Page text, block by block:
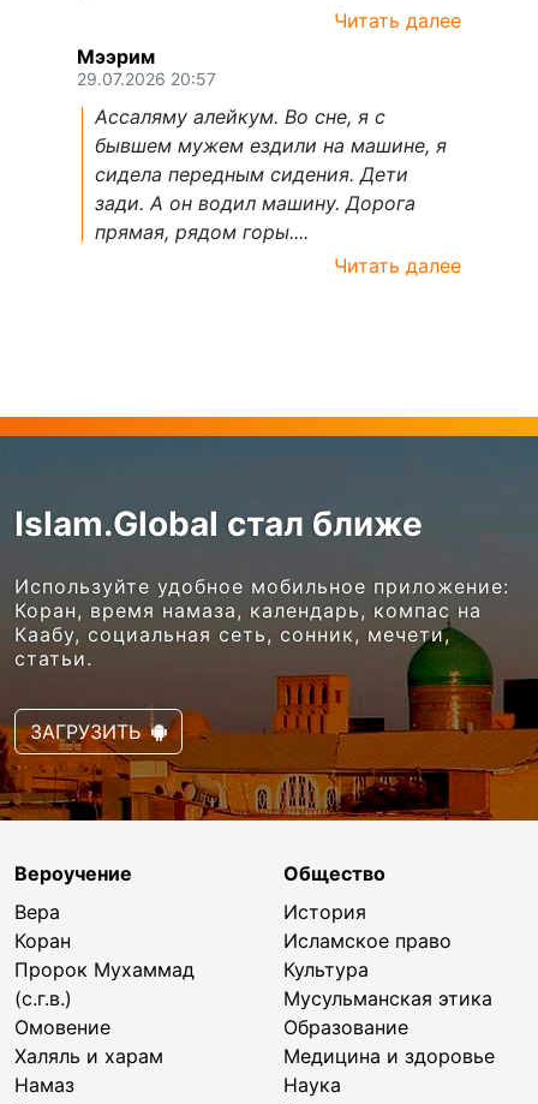
Читать далее
Мээрим
29.07.2026 20:57
Ассаляму алейкум. Во сне, я с
бывшем мужем ездили на машине, я
сидела передным сидения. Дети
зади. А он водил машину. Дорога
прямая, рядом горы....
Читать далее
Islam.Global стал ближе
Используйте удобное мобильное приложение:
Коран, время намаза, календарь, компас на
Каабу, социальная сеть, сонник, мечети,
статьи.
ЗАГРУЗИТЬ
Вероучение
Вера
Коран
Пророк Мухаммад
(с.г.в.)
Омовение
Халяль и харам
Намаз
Общество
История
Исламское право
Культура
Мусульманская этика
Образование
Медицина и здоровье
Наука